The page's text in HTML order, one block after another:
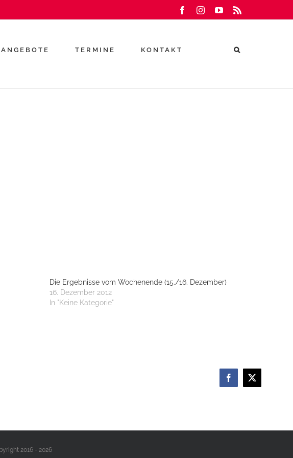
FacebookInstagramYouTube
ANGEBOTE TERMINE KONTAKT
Die Ergebnisse vom Wochenende (15./16. Dezember)
16. Dezember 2012
In "Keine Kategorie"
Facebook
X
2016 - 2026